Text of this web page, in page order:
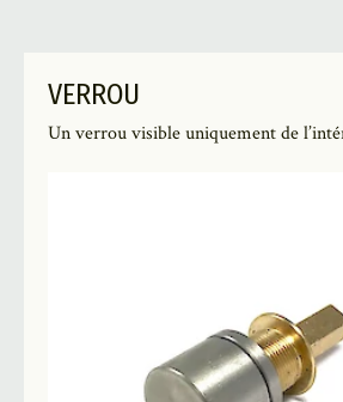
VERROU
Un verrou visible uniquement de